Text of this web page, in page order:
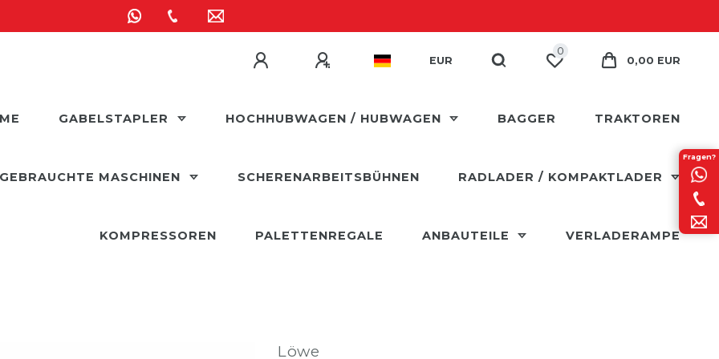
EUR
0
0,00 EUR
GABELSTAPLER HOCHHUBWAGEN / HUBWAGEN BAGGER TRAKTOREN
GEBRAUCHTE MASCHINEN SCHERENARBEITSBÜHNEN RADLADER / KOMPAKTLADER
KOMPRESSOREN PALETTENREGALE ANBAUTEILE VERLADERAMPE
Fragen?
Löwe